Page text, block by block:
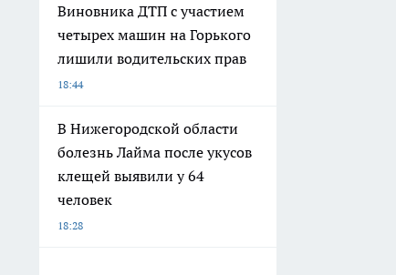
Виновника ДТП с участием
четырех машин на Горького
лишили водительских прав
18:44
В Нижегородской области
болезнь Лайма после укусов
клещей выявили у 64
человек
18:28